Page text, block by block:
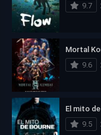
9.7
Mortal
9.6
El mito
9.5